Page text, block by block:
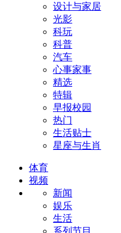
设计与家居
光影
科玩
科普
汽车
心事家事
精选
特辑
早报校园
热门
生活贴士
星座与生肖
体育
视频
新闻
娱乐
生活
系列节目